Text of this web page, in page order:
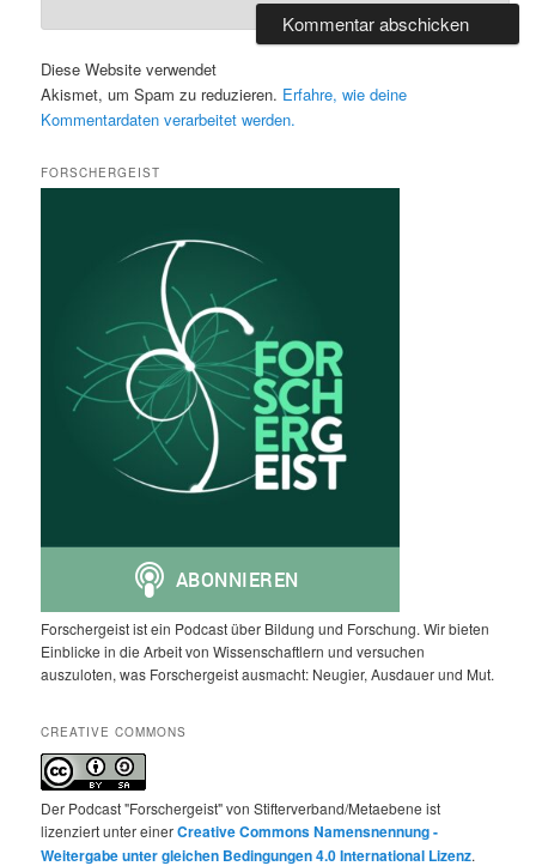
Diese Website verwendet
Akismet, um Spam zu reduzieren. Erfahre, wie deine
Kommentardaten verarbeitet werden.
FORSCHERGEIST
Forschergeist ist ein Podcast über Bildung und Forschung. Wir bieten
Einblicke in die Arbeit von Wissenschaftlern und versuchen
auszuloten, was Forschergeist ausmacht: Neugier, Ausdauer und Mut.
CREATIVE COMMONS
Der Podcast "Forschergeist" von Stifterverband/Metaebene ist
lizenziert unter einerCreative Commons Namensnennung -
Weitergabe unter gleichen Bedingungen 4.0 International Lizenz.